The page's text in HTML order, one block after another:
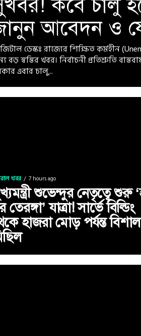
আবেদন ও
ডেস্কঃ রাজ্যের শিক্ষিত কর্মহীন
বড় স্বস্তির খবর। নির্বাচনী প্রতিশ্রুতি
এবার চালু...
খবর 7 hours ago
শুভেন্দুর নেতৃত্বে শুরু
তেরঙ্গা’ যাত্রা! সার্ভে বিল্ডিং
হাজরা মোড় পর্যন্ত বিশাল